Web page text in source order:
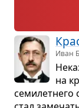
Иван
на